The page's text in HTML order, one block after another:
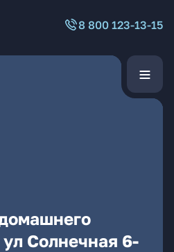
8 800 123-13-15
Солнечная 6-